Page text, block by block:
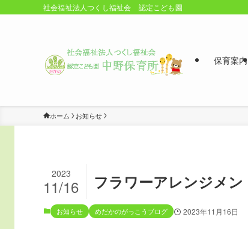
社会福祉法人つくし福祉会 認定こども園
保育案内
ホーム お知らせ
フラワーアレンジメン
2023
11/16
お知らせ めだかのがっこうブログ 2023年11月16日